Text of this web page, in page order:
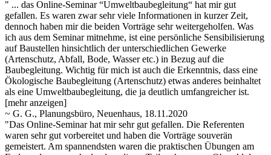
" ... das Online-Seminar “Umweltbaubegleitung“ hat mir gut
gefallen. Es waren zwar sehr viele Informationen in kurzer Zeit,
dennoch haben mir die beiden Vorträge sehr weitergeholfen. Was
ich aus dem Seminar mitnehme, ist eine persönliche Sensibilisierung
auf Baustellen hinsichtlich der unterschiedlichen Gewerke
(Artenschutz, Abfall, Bode, Wasser etc.) in Bezug auf die
Baubegleitung. Wichtig für mich ist auch die Erkenntnis, dass eine
Ökologische Baubegleitung (Artenschutz) etwas anderes beinhaltet
als eine Umweltbaubegleitung, die ja deutlich umfangreicher ist.
[mehr anzeigen]
~ G. G., Planungsbüro, Neuenhaus, 18.11.2020
"Das Online-Seminar hat mir sehr gut gefallen. Die Referenten
waren sehr gut vorbereitet und haben die Vorträge souverän
gemeistert. Am spannendsten waren die praktischen Übungen am